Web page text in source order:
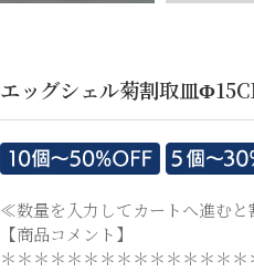
エッグシェル菊割取皿
≪数量を入力してカートへ進む
【商品コメント】
＊＊＊＊＊＊＊＊＊＊＊＊＊＊